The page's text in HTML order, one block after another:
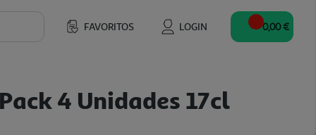
FAVORITOS LOGIN 0,00 €
4 Unidades 17cl